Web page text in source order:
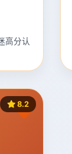
高分认
8.2